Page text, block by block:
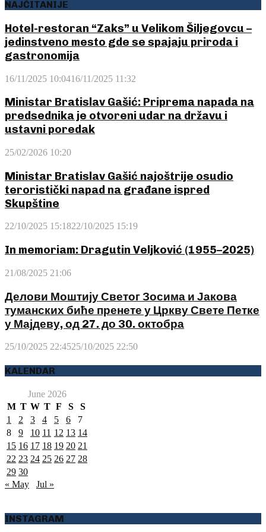
NAJČITANIJE
Hotel-restoran “Zaks” u Velikom Šiljegovcu –
jedinstveno mesto gde se spajaju priroda i
gastronomija
16/11/2025 10:0416/11/2025 11:32
Ministar Bratislav Gašić: Priprema napada na
predsednika je otvoreni udar na državu i
ustavni poredak
25/02/2026 10:20
Ministar Bratislav Gašić najoštrije osudio
teroristički napad na građane ispred
Skupštine
22/10/2025 15:1822/10/2025 15:19
In memoriam: Dragutin Veljković (1955–2025)
21/08/2025 21:06
Делови Моштију Светог Зосима и Јакова
туманских биће пренете у Цркву Свете Петке
у Мајдеву, од 27. до 30. октобра
25/10/2025 22:4525/10/2025 22:50
KALENDAR
June 2026
M T W T F S
S
1
2 3 4 5 6
7
8
9 10 11 12 13 14
15 16 17 18 19 20 21
22 23 24 25 26 27 28
29 30
« May
Jul »
INSTAGRAM